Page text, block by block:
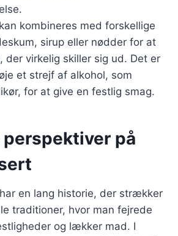
kombineres med forskellige
sirup eller nødder for at
der virkelig skiller sig ud. Det er
et strejf af alkohol, som
for at give en festlig smag.
på
en lang historie, der strækker
traditioner, hvor man fejrede
og lækker mad. I